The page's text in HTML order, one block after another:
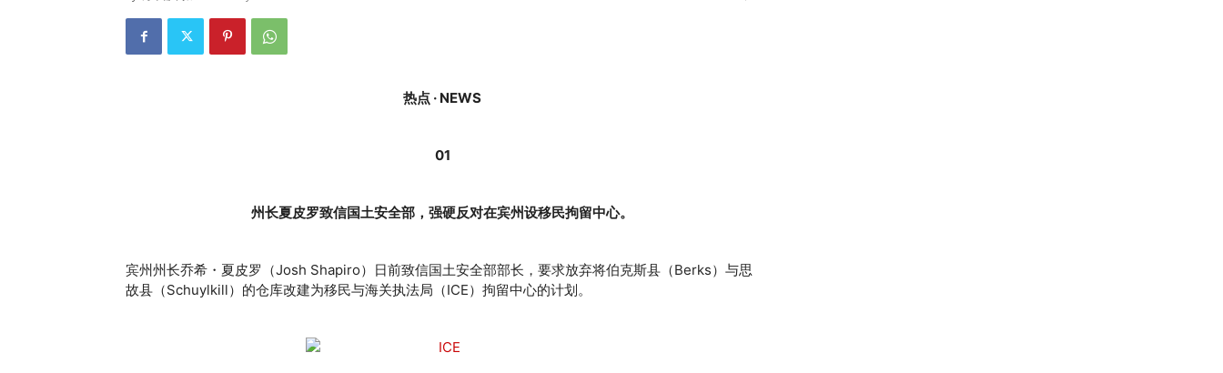
热点 · NEWS
01
州长夏皮罗致信国土安全部，强硬反对在宾州设移民拘留中心。
宾州州长乔希・夏皮罗（Josh Shapiro）日前致信国土安全部部长，要求放弃将伯克斯县（Berks）与思
故县（Schuylkill）的仓库改建为移民与海关执法局（ICE）拘留中心的计划。